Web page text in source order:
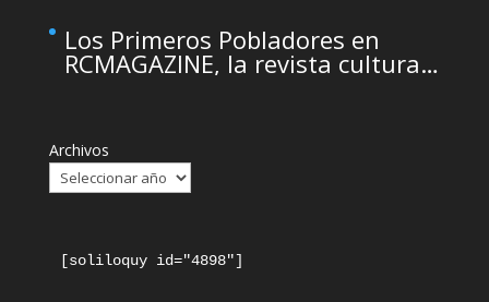
Los Primeros Pobladores en
RCMAGAZINE, la revista cultural
Archivos
[soliloquy id="4898"]